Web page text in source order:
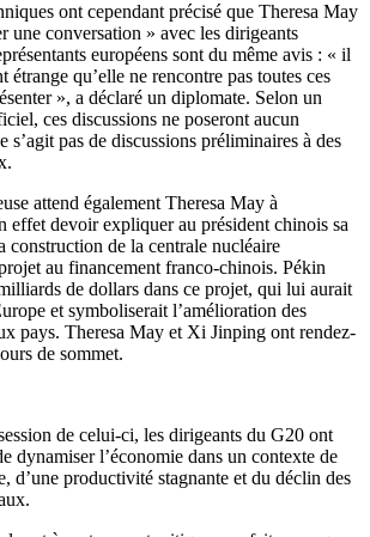
ont cependant précisé que Theresa May
une conversation » avec les dirigeants
européens sont du même avis : « il
étrange qu’elle ne rencontre pas toutes ces
», a déclaré un diplomate. Selon un
ces discussions ne poseront aucun
s’agit pas de discussions préliminaires à des
attend également Theresa May à
effet devoir expliquer au président chinois sa
construction de la centrale nucléaire
au financement franco-chinois. Pékin
de dollars dans ce projet, qui lui aurait
et symboliserait l’amélioration des
pays. Theresa May et Xi Jinping ont rendez-
de sommet.
de celui-ci, les dirigeants du G20 ont
dynamiser l’économie dans un contexte de
d’une productivité stagnante et du déclin des